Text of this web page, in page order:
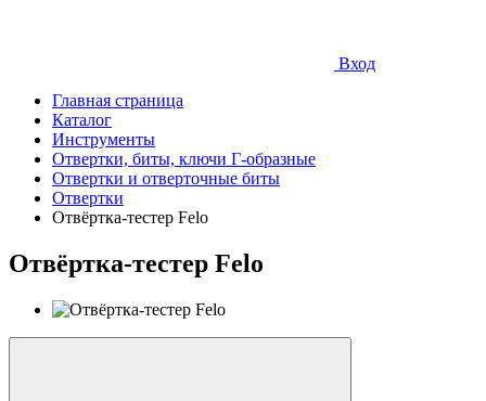
Вход
Главная страница
Каталог
Инструменты
Отвертки, биты, ключи Г-образные
Отвертки и отверточные биты
Отвертки
Отвёртка-тестер Felo
Отвёртка-тестер Felo